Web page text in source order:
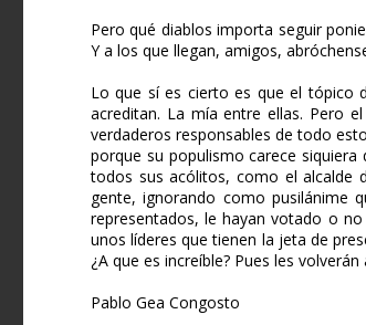
Pero qué diablos importa seguir
Y a los que llegan, amigos,
Lo que sí es cierto es que el tópico
acreditan. La mía entre ellas. Pero
verdaderos responsables de todo
porque su populismo carece
todos sus acólitos, como el alcalde
gente, ignorando como pusilánime
representados, le hayan votado o
unos líderes que tienen la jeta de
¿A que es increíble? Pues les volverán
Pablo Gea Congosto